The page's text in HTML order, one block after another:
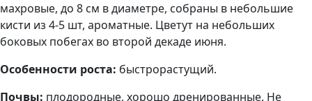
махровые, до 8 см в диаметре, собраны в небольшие
кисти из 4-5 шт, ароматные. Цветут на небольших
боковых побегах во второй декаде июня.
Особенности роста: быстрорастущий.
Почвы: плодородные, хорошо дренированные. Не